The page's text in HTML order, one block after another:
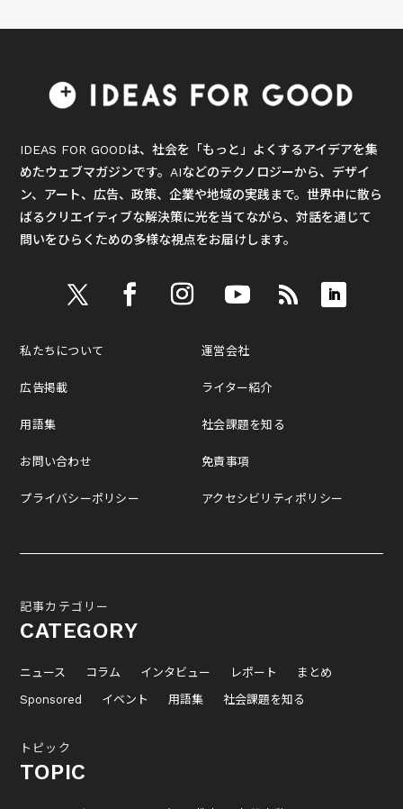
IDEAS FOR GOODは、社会を「もっと」よくするアイデアを集
めたウェブマガジンです。AIなどのテクノロジーから、デザイ
ン、アート、広告、政策、企業や地域の実践まで。世界中に散ら
ばるクリエイティブな解決策に光を当てながら、対話を通じて
問いをひらくための多様な視点をお届けします。
私たちについて
広告掲載
用語集
お問い合わせ
プライバシーポリシー
運営会社
ライター紹介
社会課題を知る
免責事項
アクセシビリティポリシー
記事カテゴリー
CATEGORY
ニュース コラム インタビュー レポート
まとめ
Sponsored
イベント 用語集 社会課題を知る
トピック
TOPIC